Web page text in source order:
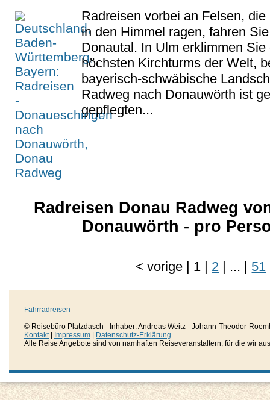
Radreisen vorbei an Felsen,
in den Himmel ragen, fahren
Donautal. In Ulm erklimmen
höchsten Kirchturms der Welt,
bayerisch-schwäbische
Radweg nach Donauwörth ist
gepflegten...
Radreisen Donau Radweg
Donauwörth - pro
<vorige | 1 | 2 | ... | 51
Fahrradreisen
© Reisebüro Platzdasch - Inhaber: Andreas Weitz - Johann-Theodor-
Kontakt| Impressum
Datenschutz-Erklärung
Alle Reise Angebote sind von namhaften Reiseveranstaltern, für die wir